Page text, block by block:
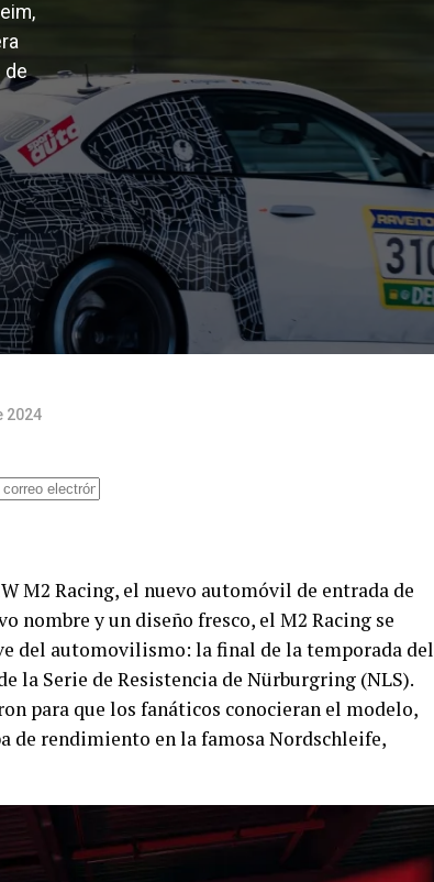
de
2024
M2 Racing, el nuevo automóvil de entrada de
nombre y un diseño fresco, el M2 Racing se
del automovilismo: la final de la temporada del
la Serie de Resistencia de Nürburgring (NLS).
para que los fanáticos conocieran el modelo,
de rendimiento en la famosa Nordschleife,